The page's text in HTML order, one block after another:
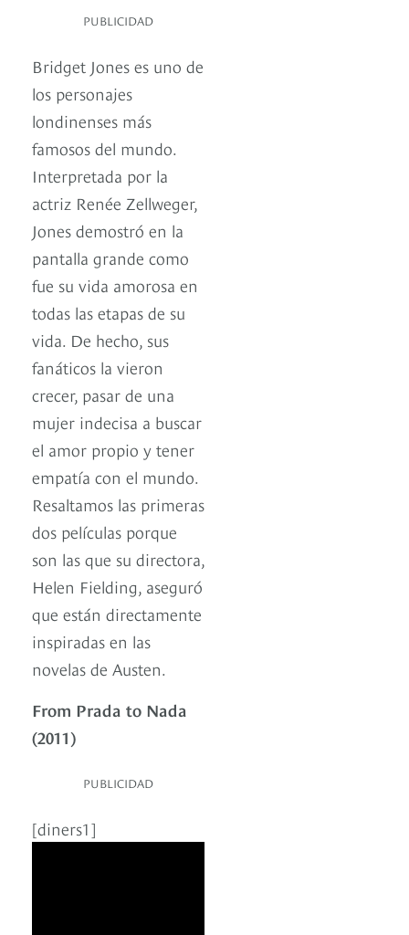
PUBLICIDAD
Bridget Jones es uno de
los personajes
londinenses más
famosos del mundo.
Interpretada por la
actriz Renée Zellweger,
Jones demostró en la
pantalla grande como
fue su vida amorosa en
todas las etapas de su
vida. De hecho, sus
fanáticos la vieron
crecer, pasar de una
mujer indecisa a buscar
el amor propio y tener
empatía con el mundo.
Resaltamos las primeras
dos películas porque
son las que su directora,
Helen Fielding, aseguró
que están directamente
inspiradas en las
novelas de Austen.
From Prada to Nada
(2011)
PUBLICIDAD
[diners1]